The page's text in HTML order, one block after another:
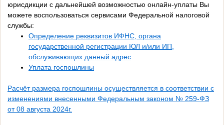
юрисдикции с дальнейшей возможностью онлайн-уплаты Вы
можете воспользоваться сервисами Федеральной налоговой
службы:
Определение реквизитов ИФНС, органа
государственной регистрации ЮЛ и/или ИП,
обслуживающих данный адрес
Уплата госпошлины
Расчёт размера госпошлины осуществляется в соответствии с
изменениями внесенными Федеральным законом № 259-ФЗ
от 08 августа 2024г.